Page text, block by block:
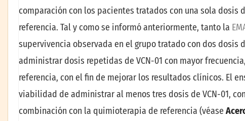
comparación con los pacientes tratados con una sola dosis
referencia. Tal y como se informó anteriormente, tanto la
supervivencia observada en el grupo tratado con dos dosis
administrar dosis repetidas de VCN-01 con mayor
referencia, con el fin de mejorar los resultados clínicos. El
viabilidad de administrar al menos tres dosis de VCN-01,
combinación con la quimioterapia de referencia (véase